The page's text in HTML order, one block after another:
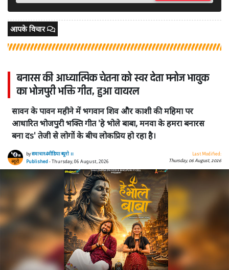
आपके विचार
बनारस की आध्यात्मिक चेतना को स्वर देता मनोज भावुक
का भोजपुरी भक्ति गीत, हुआ वायरल
सावन के पावन महीने में भगवान शिव और काशी की महिमा पर
आधारित भोजपुरी भक्ति गीत 'हे भोले बाबा, मनवा के हमरा बनारस
बना दs' तेजी से लोगों के बीच लोकप्रिय हो रहा है।
byसमाचार4मीडिया ब्यूरो ।।
Published - Thursday, 06 August, 2026
Last Modified:
Thursday, 06 August, 2026